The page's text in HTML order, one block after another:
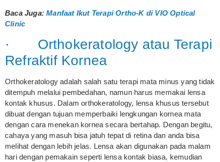
Baca Juga:Manfaat Ikut Terapi Ortho-K di VIO Optical
Clinic
· Orthokeratology atau Terapi
Refraktif Kornea
Orthokeratology adalah salah satu terapi mata minus yang tidak
ditempuh melalui pembedahan, namun harus memakai lensa
kontak khusus. Dalam orthokeratology, lensa khusus tersebut
dibuat dengan tujuan memperbaiki lengkungan kornea mata
dengan cara menekan kornea secara bertahap. Dengan begitu,
cahaya yang masuh bisa jatuh tepat di retina dan anda bisa
melihat dengan lebih jelas. Lensa akan digunakan pada malam
hari dengan pemakain seperti lensa kontak biasa, kemudian